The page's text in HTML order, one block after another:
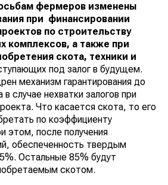
фермеров изменены
при финансировании
по строительству
комплексов, а также при
скота, техники и
под залог в будущем.
механизм гарантирования до
случае нехватки залогов при
Что касается скота, то его
по коэффициенту
этом, после получения
обеспеченность твердым
Остальные 85% будут
скотом.